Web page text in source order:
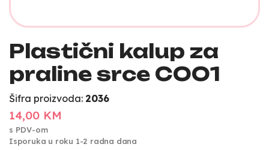
Plastični kalup za
praline srce COO1
Šifra proizvoda: 2036
14,00 KM
s PDV-om
Isporuka u roku 1-2 radna dana